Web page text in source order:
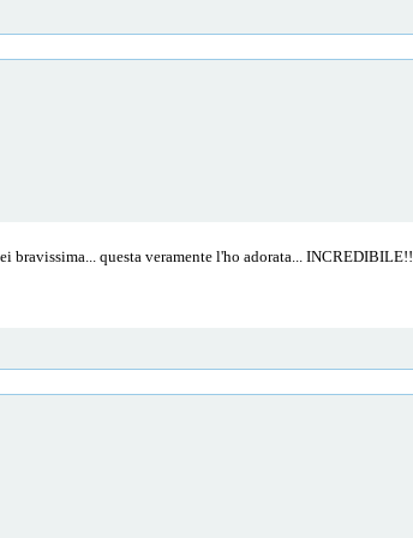
bravissima... questa veramente l'ho adorata... INCREDIBILE!!